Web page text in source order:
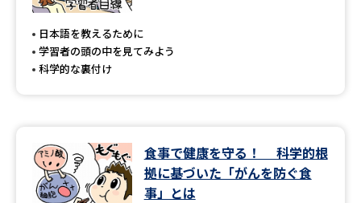
日本語を教えるために
学習者の頭の中を見てみよう
科学的な裏付け
食事で健康を守る！ 科学的根
拠に基づいた「がんを防ぐ食
事」とは